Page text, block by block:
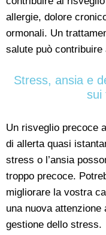
allergie, dolore
ormonali. Un
salute può
Stress, ansia e
sui
Un risveglio precoce
di allerta quasi
stress o l’ansia
troppo precoce.
migliorare la vostra
una nuova
gestione dello stress.